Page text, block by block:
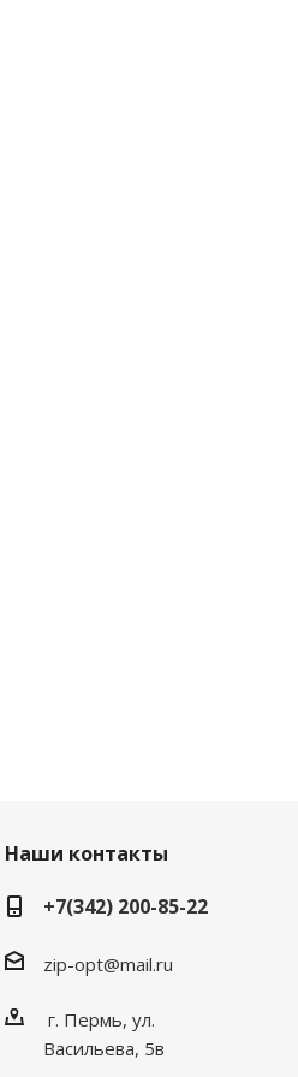
Наши контакты
+7(342) 200-85-22
zip-opt@mail.ru
г. Пермь, ул.
Васильева, 5в